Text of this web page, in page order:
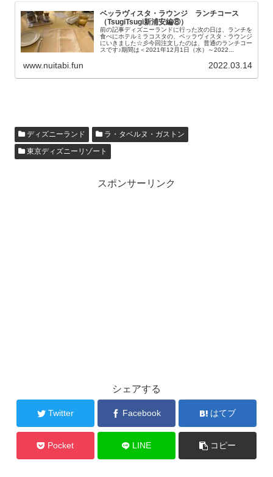
ベッラヴィスタ・ラウンジ ランチコース
（TsugiTsugi新浦安編⑧）
前の記事ディズニーランドに行った次の日は、ランチを
食べにホテルミラコスタの、ベッラヴィスタ・ラウンジ
にいきました☆彡今回注文したのは、普通のランチコー
スです♪期間は＜2021年12月1日（水）～2022...
www.nuitabi.fun 2022.03.14
ディズニーランド
ラ・タベルヌ・ガストン
東京ディズニーリゾート
スポンサーリンク
シェアする
Twitter Facebook はてブ
Pocket LINE コピー